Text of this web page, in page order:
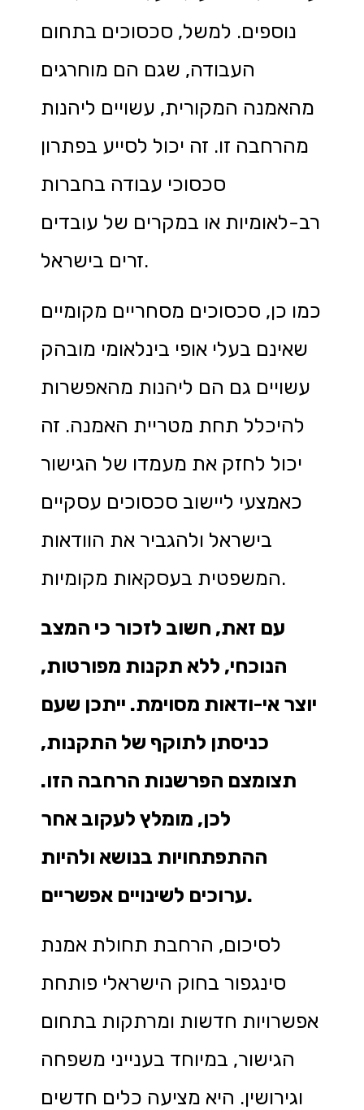
נוספים. למשל, סכסוכים בתחום
העבודה, שגם הם מוחרגים
מהאמנה המקורית, עשויים ליהנות
מהרחבה זו. זה יכול לסייע בפתרון
סכסוכי עבודה בחברות
רב-לאומיות או במקרים של עובדים
זרים בישראל.
כמו כן, סכסוכים מסחריים מקומיים
שאינם בעלי אופי בינלאומי מובהק
עשויים גם הם ליהנות מהאפשרות
להיכלל תחת מטריית האמנה. זה
יכול לחזק את מעמדו של הגישור
כאמצעי ליישוב סכסוכים עסקיים
בישראל ולהגביר את הוודאות
המשפטית בעסקאות מקומיות.
עם זאת, חשוב לזכור כי המצב
הנוכחי, ללא תקנות מפורטות,
יוצר אי-ודאות מסוימת. ייתכן שעם
כניסתן לתוקף של התקנות,
תצומצם הפרשנות הרחבה הזו.
לכן, מומלץ לעקוב אחר
ההתפתחויות בנושא ולהיות
ערוכים לשינויים אפשריים.
לסיכום, הרחבת תחולת אמנת
סינגפור בחוק הישראלי פותחת
אפשרויות חדשות ומרתקות בתחום
הגישור, במיוחד בענייני משפחה
וגירושין. היא מציעה כלים חדשים